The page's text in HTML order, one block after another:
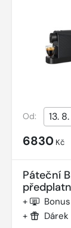
Od:
6830 Kč
Páteční
+
+ Dárek